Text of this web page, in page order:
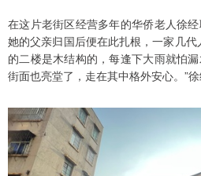
在这片老街区经营多年的华侨老人徐经
她的父亲归国后便在此扎根，一家几
的二楼是木结构的，每逢下大雨就怕
街面也亮堂了，走在其中格外安心。”徐